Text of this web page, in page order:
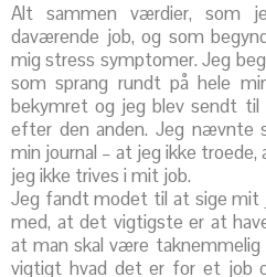
Alt sammen værdier, som
daværende job, og som
mig stress symptomer. Jeg
som sprang rundt på hele
bekymret og jeg blev sendt til
efter den anden. Jeg nævnte
min journal – at jeg ikke
jeg ikke trives i mit job.
Jeg fandt modet til at sige mit
med, at det vigtigste er at
at man skal være
vigtigt hvad det er for et job